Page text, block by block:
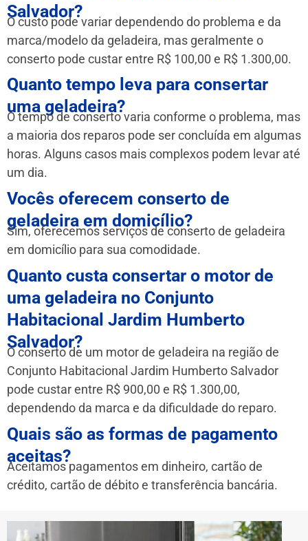
Salvador?
O custo pode variar dependendo do problema e da
marca/modelo da geladeira, mas geralmente o
conserto pode custar entre R$ 100,00 e R$ 1.300,00.
Quanto tempo leva para consertar
uma geladeira?
O tempo de conserto varia conforme o problema, mas
a maioria dos reparos pode ser concluída em algumas
horas. Alguns casos mais complexos podem levar até
um dia.
Vocês oferecem conserto de
geladeira em domicílio?
Sim, oferecemos serviços de conserto de geladeira
em domicílio para sua comodidade.
Quanto custa consertar o motor de
uma geladeira no Conjunto
Habitacional Jardim Humberto
Salvador?
O conserto de um motor de geladeira na região de
Conjunto Habitacional Jardim Humberto Salvador
pode custar entre R$ 900,00 e R$ 1.300,00,
dependendo da marca e da dificuldade do reparo.
Quais são as formas de pagamento
aceitas?
Aceitamos pagamentos em dinheiro, cartão de
crédito, cartão de débito e transferência bancária.